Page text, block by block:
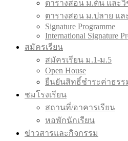
ตารางสอน ม.ต้น และวิ
ตารางสอน ม.ปลาย แล
Signature Programme
International Signature
สมัครเรียน
สมัครเรียน ม.1-ม.5
Open House
ยืนยันสิทธิ์ชำระค่าธรร
ชมโรงเรียน
สถานที่/อาคารเรียน
หอพักนักเรียน
ข่าวสารและกิจกรรม